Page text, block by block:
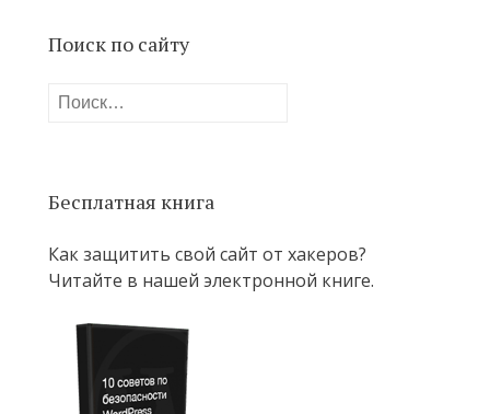
Поиск по сайту
Найти:
Бесплатная книга
Как защитить свой сайт от хакеров?
Читайте в нашей электронной книге.